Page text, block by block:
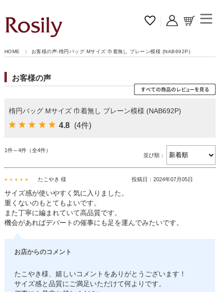
HOME お客様の声:楕円バッグ Mサイズ 巾着無し プレーン模様 (NAB692P)
お客様の声
楕円バッグ Mサイズ 巾着無し プレーン模様 (NAB692P)
4.8 (4件)
1件～4件（全4件）
並び順：
たこやき 様 投稿日：2024年07月05日
サイズ感が使いやすく気に入りました。
重くないのもとてもよいです。
また丁寧に編まれていて高品質です。
機会があればデパートの催事にも足を運んでみたいです。
お店からのコメント
たこやき様、嬉しいコメントをありがとうございます！
サイズ感と品質にご満足いただけて何よりです。